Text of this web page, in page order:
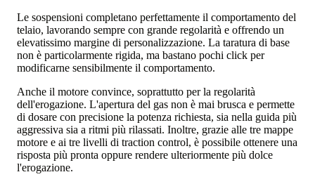
Le sospensioni completano perfettamente il comportamento del
telaio, lavorando sempre con grande regolarità e offrendo un
elevatissimo margine di personalizzazione. La taratura di base
non è particolarmente rigida, ma bastano pochi click per
modificarne sensibilmente il comportamento.
Anche il motore convince, soprattutto per la regolarità
dell'erogazione. L'apertura del gas non è mai brusca e permette
di dosare con precisione la potenza richiesta, sia nella guida più
aggressiva sia a ritmi più rilassati. Inoltre, grazie alle tre mappe
motore e ai tre livelli di traction control, è possibile ottenere una
risposta più pronta oppure rendere ulteriormente più dolce
l'erogazione.